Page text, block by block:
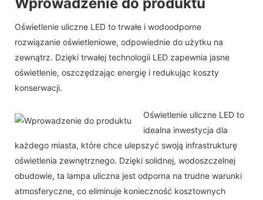
Oświetlenie uliczne LED to trwałe i wodoodporne
rozwiązanie oświetleniowe, odpowiednie do użytku na
zewnątrz. Dzięki trwałej technologii LED zapewnia jasne
oświetlenie, oszczędzając energię i redukując koszty
konserwacji.
Oświetlenie uliczne LED to
idealna inwestycja dla
każdego miasta, które chce ulepszyć swoją infrastrukturę
oświetlenia zewnętrznego. Dzięki solidnej, wodoszczelnej
obudowie, ta lampa uliczna jest odporna na trudne warunki
atmosferyczne, co eliminuje konieczność kosztownych